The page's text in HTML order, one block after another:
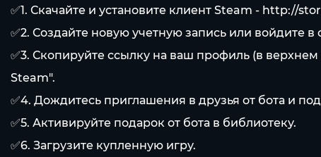
✅1. Скачайте и установите клиент Steam - http://
✅2. Создайте новую учетную запись или войдите
✅3. Скопируйте ссылку на ваш профиль (в
Steam".
✅4. Дождитесь приглашения в друзья от бота и
✅5. Активируйте подарок от бота в библиотеку.
✅6. Загрузите купленную игру.